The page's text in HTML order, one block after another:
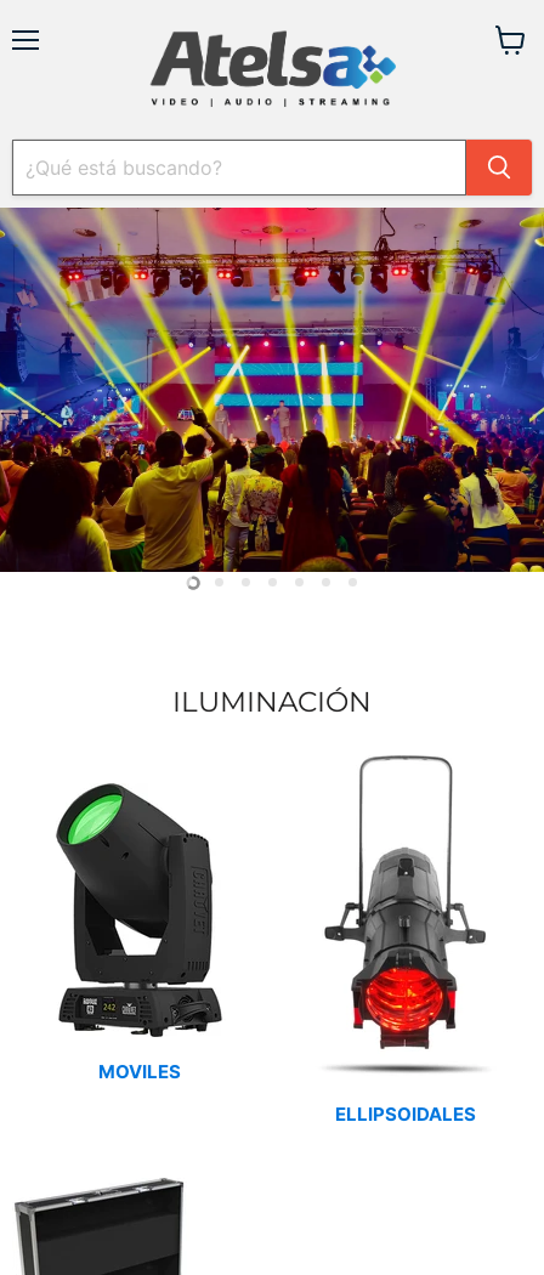
SlideSlideSlideSlideSlideSlideSlide
ILUMINACIÓN
MOVILES
ELLIPSOIDALES